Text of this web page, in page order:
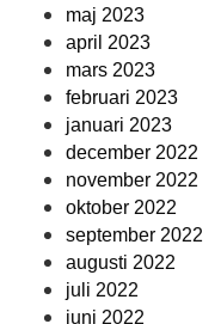
maj 2023
april 2023
mars 2023
februari 2023
januari 2023
december 2022
november 2022
oktober 2022
september 2022
augusti 2022
juli 2022
juni 2022